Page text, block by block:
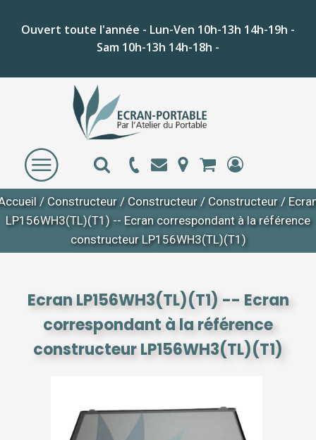
Ouvert toute l'année - Lun-Ven 10h-13h 14h-19h -
Sam 10h-13h 14h-18h -
/ Constructeur / Constructeur / Constructeur /
LP156WH3(TL)(T1) -- Ecran correspondant à la référence
constructeur LP156WH3(TL)(T1)
Ecran LP156WH3(TL)(T1) -- Ecran
correspondant à la référence
constructeur LP156WH3(TL)(T1)